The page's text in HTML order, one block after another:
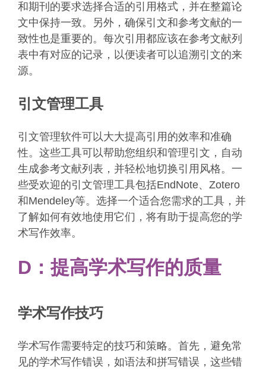
和期刊的要求选择合适的引用格式，并在整篇论
文中保持一致。另外，确保引文和参考文献的一
致性也是重要的。每次引用都应该在参考文献列
表中有对应的记录，以便读者可以追溯引文的来
源。
引文管理工具
引文管理软件可以大大提高引用的效率和准确
性。这些工具可以帮助您组织和管理引文，自动
生成参考文献列表，并轻松地切换引用风格。一
些受欢迎的引文管理工具包括EndNote、Zotero
和Mendeley等。选择一个适合您需求的工具，并
了解如何有效地使用它们，将有助于提高您的学
术写作效率。
D：提高学术写作的质量
学术写作技巧
学术写作需要特定的技巧和策略。首先，避免常
见的学术写作错误，如语法和拼写错误，这些错